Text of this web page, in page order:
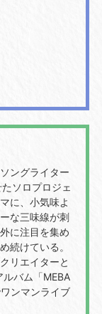
ングライター
ソロプロジェ
に、小気味よ
な三味線が刺
に注目を集め
続けている。
リエイターと
バム「MEBA
ンマンライブ